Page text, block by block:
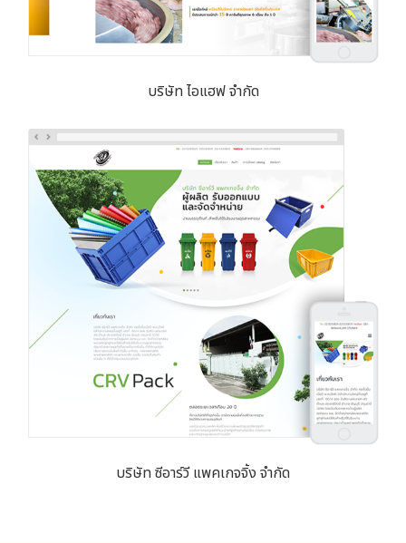
บริษัท ไอแฮฟ จำกัด
บริษัท ซีอาร์วี แพคเกจจิ้ง จำกัด